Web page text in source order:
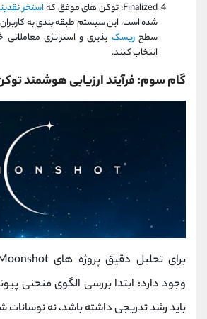
Finalized: توکن‌ های موفق که
استخر
شده است. این سیستم طبقه ‌بندی به
سطحریسک‌ پذیری و استراتژی معاملاتی
انتخاب کنند.
گام سوم: فرآیند ارزیابی هوشمند
وجود دارد: ابتدا بررسی الگوی منحنی
باید رشد تدریجی داشته باشد، نه